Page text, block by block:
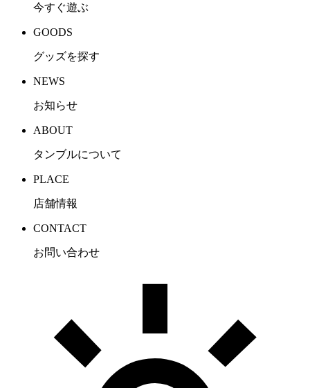
今すぐ遊ぶ
GOODS
グッズを探す
NEWS
お知らせ
ABOUT
タンブルについて
PLACE
店舗情報
CONTACT
お問い合わせ